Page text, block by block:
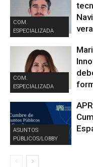
COM.
ESPECIALIZADA
COM.
ESPECIALIZADA
ASUNTOS
PÚBLICOS/LOBBY